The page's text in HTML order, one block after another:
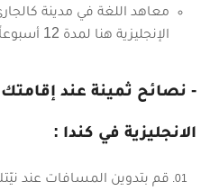
معاهد اللغة في مدينة
الإنجليزية هنا لمدة 12 أسبوعاً حوالي= 3446 دولاراً كنديّاً.
- نصائح ثمينة عند إقامتك
الانجليزية في كندا :
قم بتدوين المسافات عند